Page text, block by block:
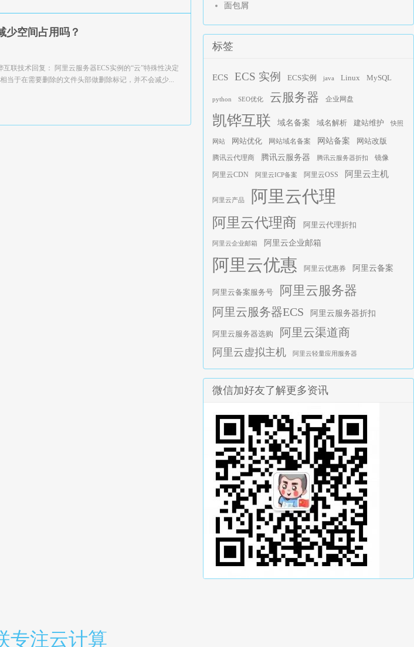
少空间占用吗？
联技术回复： 阿里云服务器ECS实例的“云”特殊性决定
当于在需要删除的文件头部做删除标记，并不会减少...
面包屑
标签
ECS ECS 实例 ECS实例 java Linux MySQL
python SEO优化 云服务器 企业网盘
凯铧互联 域名备案 域名解析 建站维护 快照
网站 网站优化 网站域名备案 网站备案 网站改版
腾讯云代理商 腾讯云服务器 腾讯云服务器折扣 镜像
阿里云CDN 阿里云ICP备案 阿里云OSS 阿里云主机
阿里云产品 阿里云代理
阿里云代理商 阿里云代理折扣
阿里云企业邮箱 阿里云企业邮箱
阿里云优惠 阿里云优惠券 阿里云备案
阿里云备案服务号 阿里云服务器
阿里云服务器ECS 阿里云服务器折扣
阿里云服务器选购 阿里云渠道商
阿里云虚拟主机 阿里云轻量应用服务器
微信加好友了解更多资讯
专注云计算